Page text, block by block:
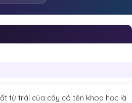
từ trái của cây có tên khoa học là